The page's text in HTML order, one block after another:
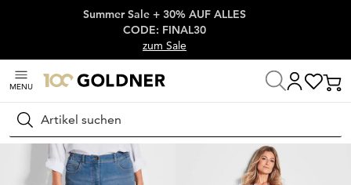
Überspringe Navigation, direkt zum Content
Summer Sale + 30% AUF ALLES
CODE: FINAL30
zum Sale
MENU
Suchen
Startseite Damenmode